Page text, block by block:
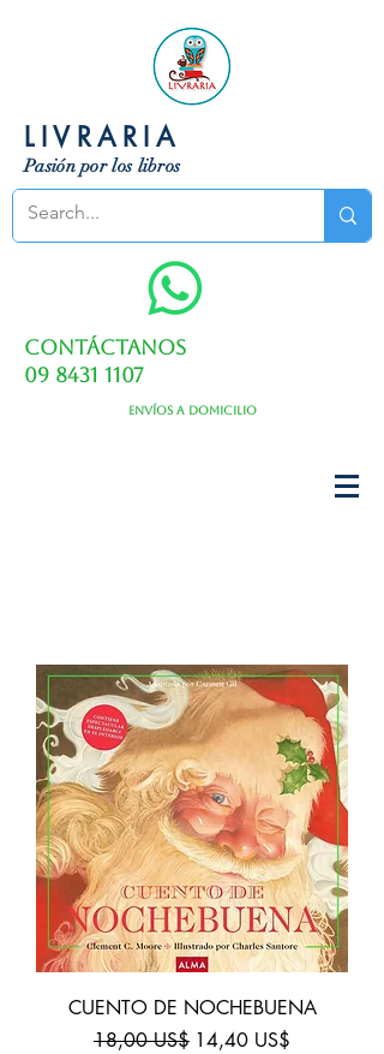
LIVRARIA
Pasión por los libros
Contáctanos
09 8431 1107
Envíos a domicilio
CUENTO DE NOCHEBUENA
Precio
18,00 US$ Precio de oferta
14,40 US$